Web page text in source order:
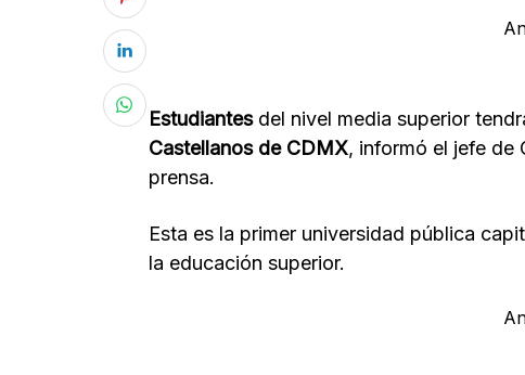
Estudiantesdel nivel media superior
Castellanos de CDMX, informó el jefe de
prensa.
Esta es la primer universidad pública
la educación superior.